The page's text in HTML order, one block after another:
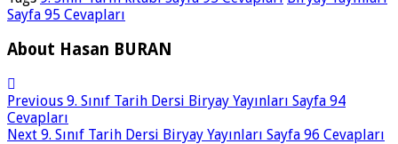
Sayfa 95 Cevapları
About Hasan BURAN
Previous 9. Sınıf Tarih Dersi Biryay Yayınları Sayfa 94
Cevapları
Next 9. Sınıf Tarih Dersi Biryay Yayınları Sayfa 96 Cevapları